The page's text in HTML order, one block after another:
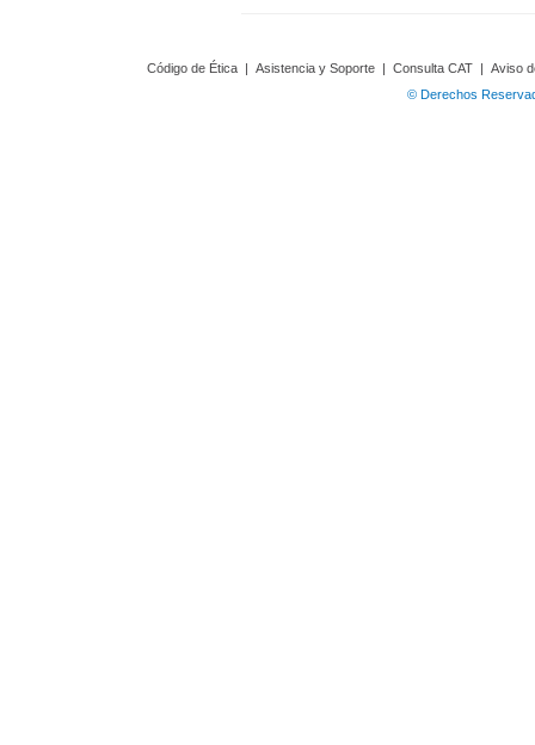
Código de Ética | Asistencia y Soporte | Consulta CAT | Aviso
© Derechos